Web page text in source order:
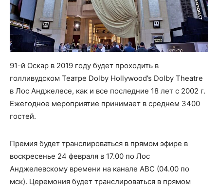
91-й Оскар в 2019 году будет проходить в
голливудском Театре Dolby Hollywood’s Dolby Theatre
в Лос Анджелесе, как и все последние 18 лет с 2002 г.
Ежегодное мероприятие принимает в среднем 3400
гостей.
Премия будет транслироваться в прямом эфире в
воскресенье 24 февраля в 17.00 по Лос
Анджелевскому времени на канале ABC (04.00 по
мск). Церемония будет транслироваться в прямом